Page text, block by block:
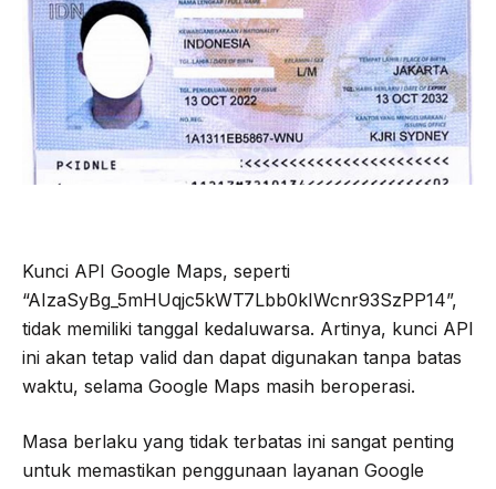
Kunci API Google Maps, seperti
“AIzaSyBg_5mHUqjc5kWT7Lbb0kIWcnr93SzPP14”,
tidak memiliki tanggal kedaluwarsa. Artinya, kunci API
ini akan tetap valid dan dapat digunakan tanpa batas
waktu, selama Google Maps masih beroperasi.
Masa berlaku yang tidak terbatas ini sangat penting
untuk memastikan penggunaan layanan Google